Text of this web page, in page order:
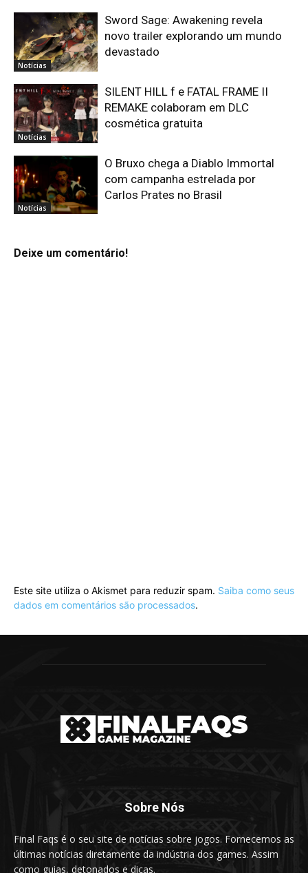
Notícias
Sword Sage: Awakening revela
novo trailer explorando um mundo
devastado
Notícias
SILENT HILL f e FATAL FRAME II
REMAKE colaboram em DLC
cosmética gratuita
Notícias
O Bruxo chega a Diablo Immortal
com campanha estrelada por
Carlos Prates no Brasil
Deixe um comentário!
Este site utiliza o Akismet para reduzir spam. Saiba como seus
dados em comentários são processados.
Sobre Nós
Final Faqs é o seu site de notícias sobre jogos. Fornecemos as
últimas notícias diretamente da indústria dos games. Assim
como guias, detonados e dicas.